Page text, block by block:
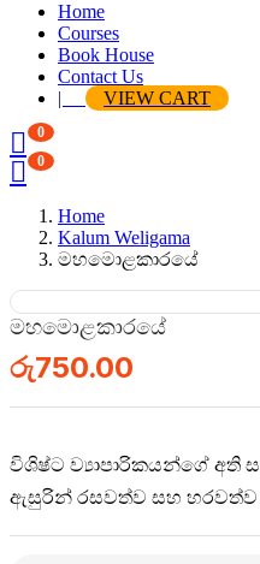
Home
Courses
Book House
Contact Us
|
VIEW CART
0
0
Home
Kalum Weligama
මහමොළකාරයේ
මහමොළකාරයේ
රු750.00
විශිෂ්ට ව්‍යාපාරිකයන්ගේ අති
ඇසුරින් රසවත්ව සහ හරවත්ව